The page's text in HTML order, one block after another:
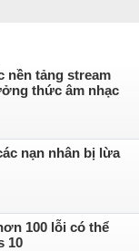
nền tảng stream
thức âm nhạc
nạn nhân bị lừa
100 lỗi có thể
10